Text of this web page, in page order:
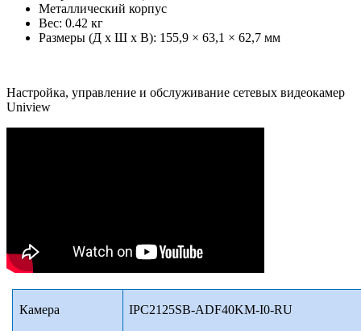
Металлический корпус
Вес: 0.42 кг
Размеры (Д х Ш х В): 155,9 × 63,1 × 62,7 мм
Настройка, управление и обслуживание сетевых видеокамер
Uniview
Камера IPC2125SB-ADF40KM-I0-RU